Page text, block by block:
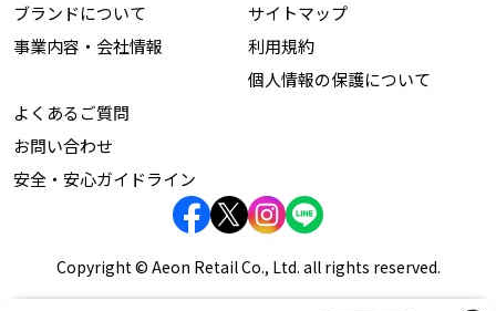
ブランドについて
事業内容・会社情報
サイトマップ
利用規約
個人情報の保護について
よくあるご質問
お問い合わせ
安全・安心ガイドライン
Copyright © Aeon Retail Co., Ltd. all rights reserved.